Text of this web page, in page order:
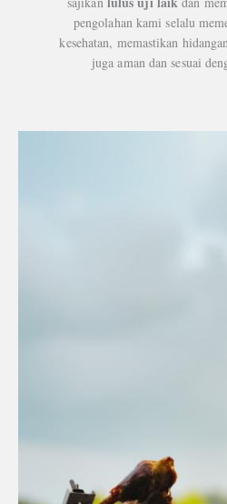
pengolahan kami selalu
kesehatan, memastikan
juga aman dan sesuai